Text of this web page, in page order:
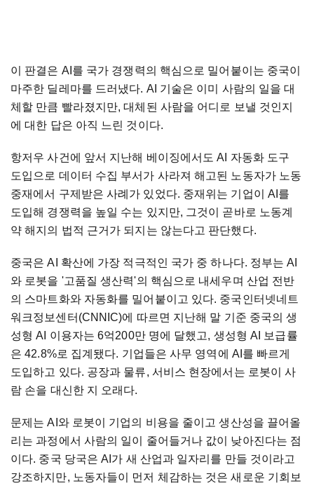
이 판결은 AI를 국가 경쟁력의 핵심으로 밀어붙이는 중국이
마주한 딜레마를 드러냈다. AI 기술은 이미 사람의 일을 대
체할 만큼 빨라졌지만, 대체된 사람을 어디로 보낼 것인지
에 대한 답은 아직 느린 것이다.
항저우 사건에 앞서 지난해 베이징에서도 AI 자동화 도구
도입으로 데이터 수집 부서가 사라져 해고된 노동자가 노동
중재에서 구제받은 사례가 있었다. 중재위는 기업이 AI를
도입해 경쟁력을 높일 수는 있지만, 그것이 곧바로 노동계
약 해지의 법적 근거가 되지는 않는다고 판단했다.
중국은 AI 확산에 가장 적극적인 국가 중 하나다. 정부는 AI
와 로봇을 '고품질 생산력'의 핵심으로 내세우며 산업 전반
의 스마트화와 자동화를 밀어붙이고 있다. 중국인터넷네트
워크정보센터(CNNIC)에 따르면 지난해 말 기준 중국의 생
성형 AI 이용자는 6억200만 명에 달했고, 생성형 AI 보급률
은 42.8%로 집계됐다. 기업들은 사무 영역에 AI를 빠르게
도입하고 있다. 공장과 물류, 서비스 현장에서는 로봇이 사
람 손을 대신한 지 오래다.
문제는 AI와 로봇이 기업의 비용을 줄이고 생산성을 끌어올
리는 과정에서 사람의 일이 줄어들거나 값이 낮아진다는 점
이다. 중국 당국은 AI가 새 산업과 일자리를 만들 것이라고
강조하지만, 노동자들이 먼저 체감하는 것은 새로운 기회보